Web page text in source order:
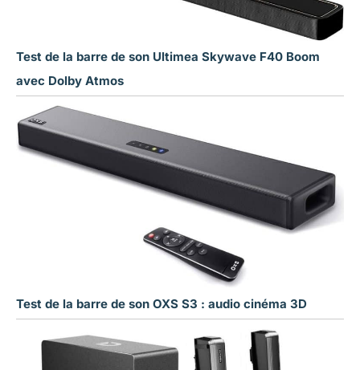
Test de la barre de son Ultimea Skywave F40 Boom
avec Dolby Atmos
Test de la barre de son OXS S3 : audio cinéma 3D